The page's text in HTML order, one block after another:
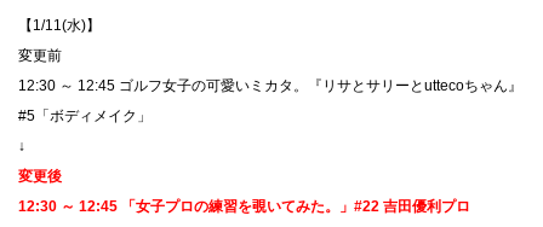
【1/11(水)】
​変更前
12:30 ～ 12:45 ゴルフ女子の可愛いミカタ。『リサとサリーとuttecoちゃん』
#5「ボディメイク」
↓
変更後
12:30 ～ 12:45 「女子プロの練習を覗いてみた。」#22 吉田優利プロ